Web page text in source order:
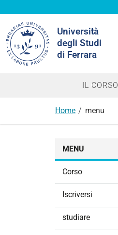
Università
degli Studi
di Ferrara
nel
sito
IL CORSO
Home menu
MENU
Corso
Iscriversi
studiare